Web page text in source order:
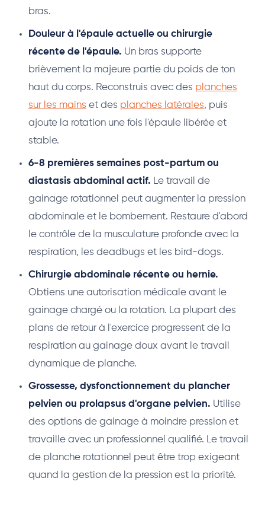
bras.
Douleur à l'épaule actuelle ou chirurgie
récente de l'épaule. Un bras supporte
brièvement la majeure partie du poids de ton
haut du corps. Reconstruis avec des planches
sur les mains et des planches latérales, puis
ajoute la rotation une fois l'épaule libérée et
stable.
6-8 premières semaines post-partum ou
diastasis abdominal actif. Le travail de
gainage rotationnel peut augmenter la pression
abdominale et le bombement. Restaure d'abord
le contrôle de la musculature profonde avec la
respiration, les deadbugs et les bird-dogs.
Chirurgie abdominale récente ou hernie.
Obtiens une autorisation médicale avant le
gainage chargé ou la rotation. La plupart des
plans de retour à l'exercice progressent de la
respiration au gainage doux avant le travail
dynamique de planche.
Grossesse, dysfonctionnement du plancher
pelvien ou prolapsus d'organe pelvien. Utilise
des options de gainage à moindre pression et
travaille avec un professionnel qualifié. Le travail
de planche rotationnel peut être trop exigeant
quand la gestion de la pression est la priorité.